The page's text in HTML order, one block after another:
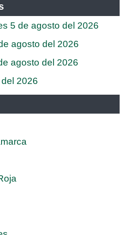
5 de agosto del 2026
agosto del 2026
agosto del 2026
2026